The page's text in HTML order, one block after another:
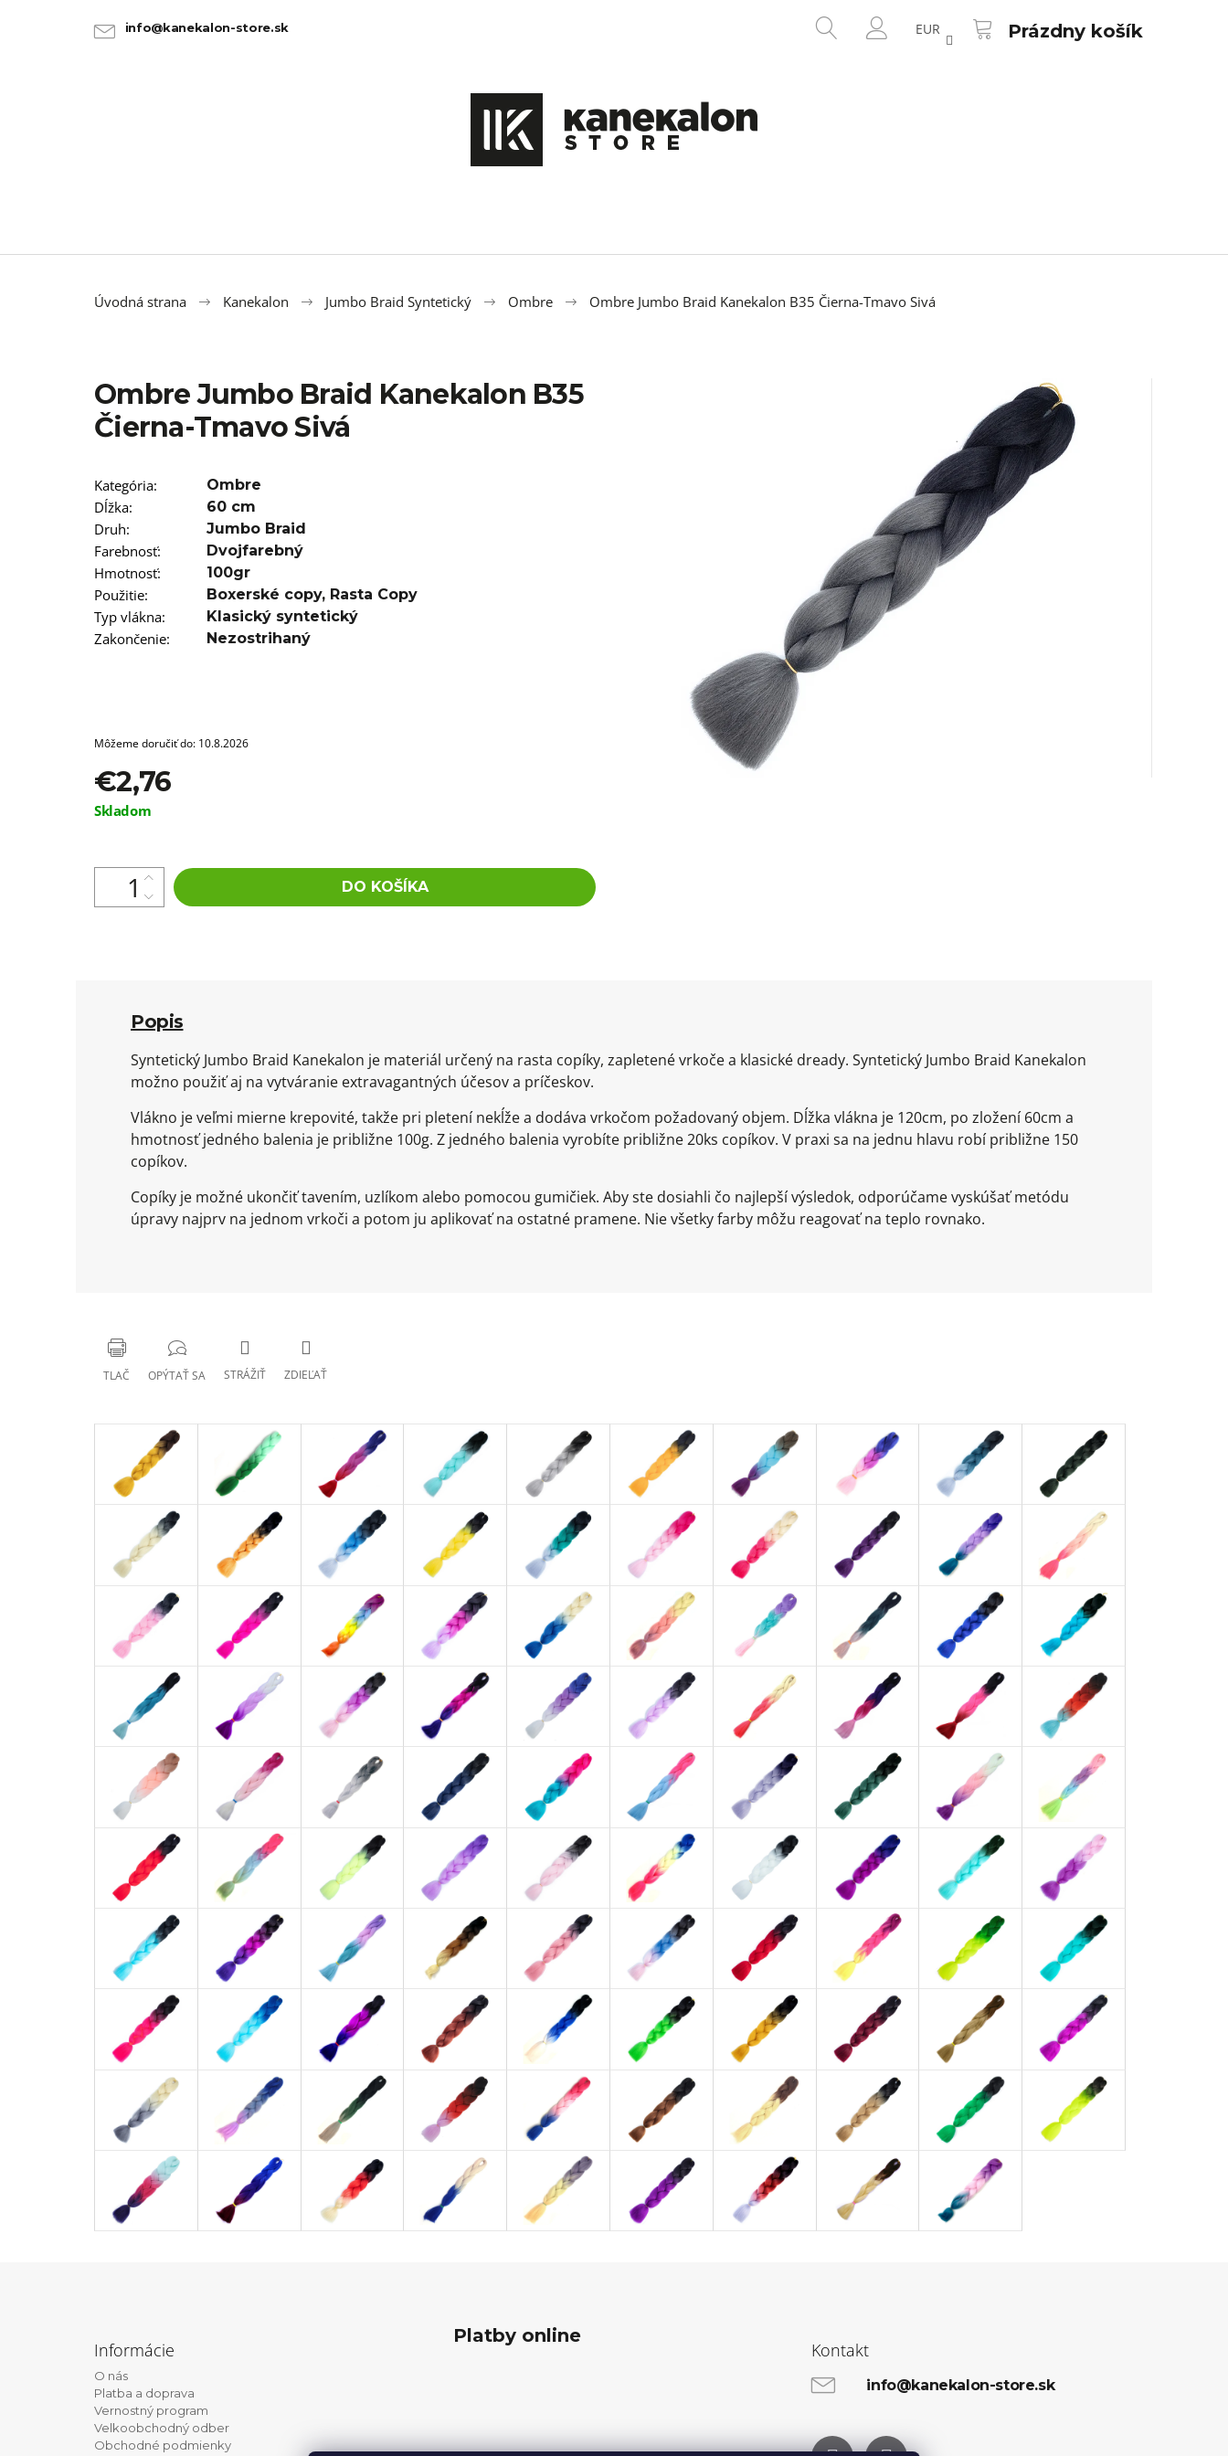
info@kanekalon-store.sk
HĽADAŤ
PRIHLÁSENIE
EUR NÁKUPNÝ
KOŠÍK
Prázdny košík
Úvodná strana Kanekalon Jumbo Braid Syntetický Ombre Ombre Jumbo Braid Kanekalon B35 Čierna-Tmavo Sivá
Ombre Jumbo Braid Kanekalon B35
Čierna-Tmavo Sivá
Kategória: Ombre
Dĺžka: 60 cm
Druh: Jumbo Braid
Farebnosť: Dvojfarebný
Hmotnosť: 100gr
Použitie: Boxerské copy, Rasta Copy
Typ vlákna: Klasický syntetický
Zakončenie: Nezostrihaný
Môžeme doručiť do: 10.8.2026
€2,76
Jednotková
Skladom
DO KOŠÍKA
Popis
Syntetický Jumbo Braid Kanekalon je materiál určený na rasta copíky, zapletené vrkoče a klasické dready. Syntetický Jumbo Braid Kanekalon
možno použiť aj na vytváranie extravagantných účesov a príčeskov.
Vlákno je veľmi mierne krepovité, takže pri pletení nekĺže a dodáva vrkočom požadovaný objem. Dĺžka vlákna je 120cm, po zložení 60cm a
hmotnosť jedného balenia je približne 100g. Z jedného balenia vyrobíte približne 20ks copíkov. V praxi sa na jednu hlavu robí približne 150
copíkov.
Copíky je možné ukončiť tavením, uzlíkom alebo pomocou gumičiek. Aby ste dosiahli čo najlepší výsledok, odporúčame vyskúšať metódu
úpravy najprv na jednom vrkoči a potom ju aplikovať na ostatné pramene. Nie všetky farby môžu reagovať na teplo rovnako.
TLAČ OPÝTAŤ SA STRÁŽIŤ ZDIEĽAŤ
SPÄŤ
SPÄŤ
Čo potrebujete nájsť?
FAKE DREADY 60CM MAHAGON 10KS
€11,96
COPÍKY BOX BRAIDS SINGLE 65CM 22KS
Informácie
O nás
Platba a doprava
Vernostný program
Velkoobchodný odber
Obchodné podmienky
Platby online
Kontakt
info@kanekalon-store.sk